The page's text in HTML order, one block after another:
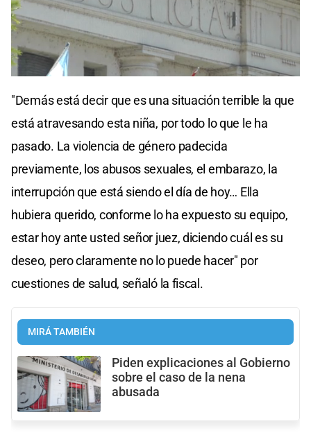
"Demás está decir que es una situación terrible la que
está atravesando esta niña, por todo lo que le ha
pasado. La violencia de género padecida
previamente, los abusos sexuales, el embarazo, la
interrupción que está siendo el día de hoy… Ella
hubiera querido, conforme lo ha expuesto su equipo,
estar hoy ante usted señor juez, diciendo cuál es su
deseo, pero claramente no lo puede hacer" por
cuestiones de salud, señaló la fiscal.
MIRÁ TAMBIÉN
Piden explicaciones al Gobierno
sobre el caso de la nena
abusada